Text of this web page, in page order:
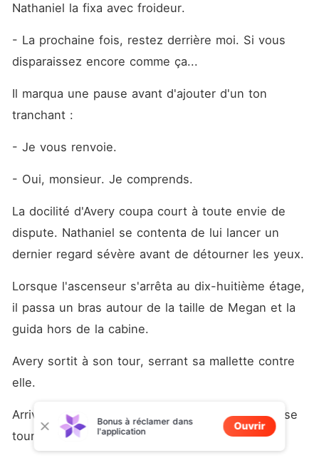
Nathaniel la fixa avec froideur.
- La prochaine fois, restez derrière moi. Si vous
disparaissez encore comme ça...
Il marqua une pause avant d'ajouter d'un ton
tranchant :
- Je vous renvoie.
- Oui, monsieur. Je comprends.
La docilité d'Avery coupa court à toute envie de
dispute. Nathaniel se contenta de lui lancer un
dernier regard sévère avant de détourner les yeux.
Lorsque l'ascenseur s'arrêta au dix-huitième étage,
il passa un bras autour de la taille de Megan et la
guida hors de la cabine.
Avery sortit à son tour, serrant sa mallette contre
elle.
Arrivés devant l'entrée du grand hall, Nathaniel se
tourna vers elle.
Bonus à réclamer dans
l'application
Ouvrir